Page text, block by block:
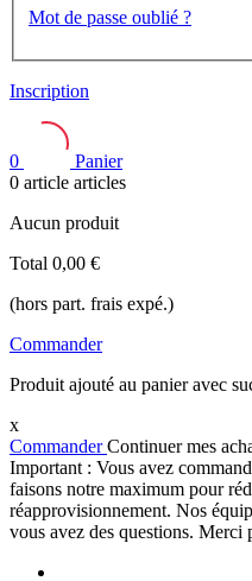
Mot de passe oublié ?
Inscription
0
Panier
0 article articles
Aucun produit
Total 0,00 €
(hors part. frais expé.)
Commander
Produit ajouté au panier avec
x
CommanderContinuer mes
Important : Vous avez
faisons notre maximum pour
réapprovisionnement. Nos
vous avez des questions. Merci